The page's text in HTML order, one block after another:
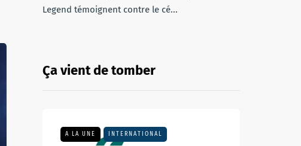
Legend témoignent contre le cé...
Ça vient de tomber
A LA UNE INTERNATIONAL